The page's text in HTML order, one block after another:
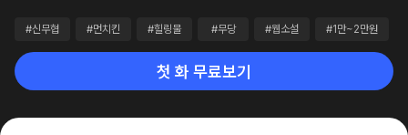
#신무협 #먼치킨 #힐링물 #무당 #웹소설 #1만~2만원
첫 화 무료보기